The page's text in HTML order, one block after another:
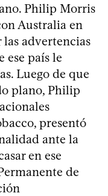
Philip Morris
Australia en
las advertencias
ese país le
Luego de que
plano, Philip
presentó
ante la
en ese
de